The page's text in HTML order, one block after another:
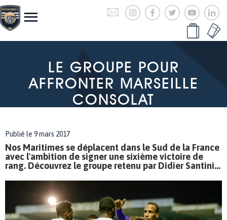
LE GROUPE POUR
AFFRONTER MARSEILLE
CONSOLAT
Publié le 9 mars 2017
Nos Maritimes se déplacent dans le Sud de la France
avec l'ambition de signer une sixième victoire de
rang. Découvrez le groupe retenu par Didier Santini...